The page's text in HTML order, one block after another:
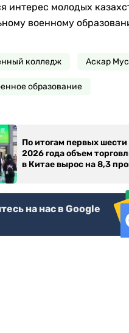
интерес молодых
военному
колледж Аскар
образование
По итогам первых шести
2026 года объем
в Китае вырос на 8,3
на нас в Google